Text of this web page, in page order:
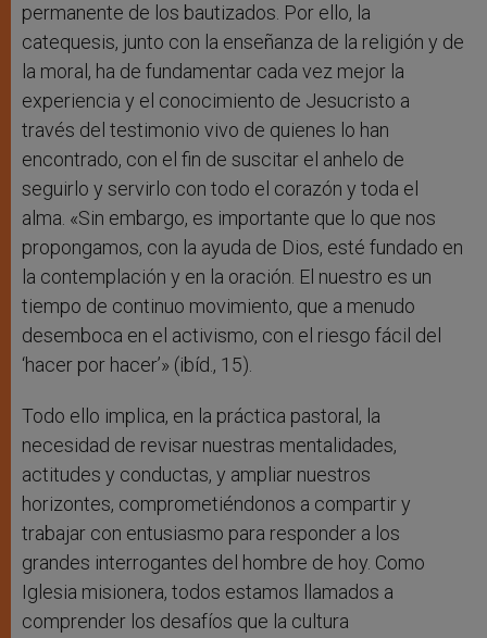
permanente de los bautizados. Por ello, la
catequesis, junto con la enseñanza de la religión y de
la moral, ha de fundamentar cada vez mejor la
experiencia y el conocimiento de Jesucristo a
través del testimonio vivo de quienes lo han
encontrado, con el fin de suscitar el anhelo de
seguirlo y servirlo con todo el corazón y toda el
alma. «Sin embargo, es importante que lo que nos
propongamos, con la ayuda de Dios, esté fundado en
la contemplación y en la oración. El nuestro es un
tiempo de continuo movimiento, que a menudo
desemboca en el activismo, con el riesgo fácil del
‘hacer por hacer’» (ibíd., 15).
Todo ello implica, en la práctica pastoral, la
necesidad de revisar nuestras mentalidades,
actitudes y conductas, y ampliar nuestros
horizontes, comprometiéndonos a compartir y
trabajar con entusiasmo para responder a los
grandes interrogantes del hombre de hoy. Como
Iglesia misionera, todos estamos llamados a
comprender los desafíos que la cultura